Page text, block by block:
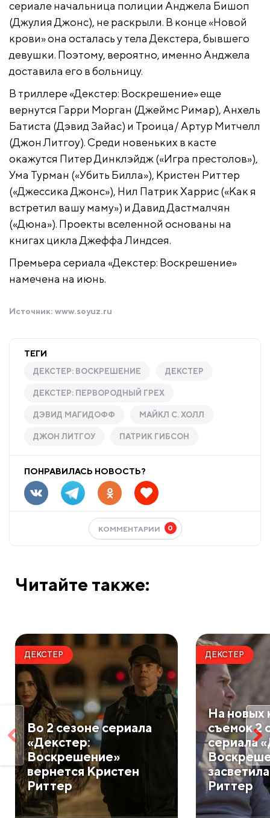
сериале начальница полиции Анджела Бишоп
(Джулия Джонс), не раскрыли. В конце «Новой
крови» она осталась у тела Декстера, бывшего
девушки. Поэтому, вероятно, именно Анджела
доставила его в больницу.
В триллере «Декстер: Воскрешение» еще
вернутся Гарри Морган (Джеймс Римар), Анхель
Батиста (Дэвид Зайас) и Троица/ Артур Митчелл
(Джон Литгоу). Среди новеньких в касте
окажутся Питер Динклэйдж («Игра престолов»),
Ума Турман («Убить Билла»), Кристен Риттер
(«Джессика Джонс»), Нил Патрик Харрис («Как я
встретил вашу маму») и Давид Дастмалчян
(«Дюна»). Проекты вселенной основаны на
книгах цикла Джеффа Линдсея.
Премьера сериала «Декстер: Воскрешение»
намечена на июнь.
Источник: www.soyuz.ru
ТЕГИ
ДЕКСТЕР: ВОСКРЕШЕНИЕ ДЕКСТЕР
ДЕКСТЕР: ПЕРВОРОДНЫЙ ГРЕХ
ДЭВИД МАГИДОФФ МАЙКЛ С. ХОЛЛ
ДЖОН ЛИТГОУ ПАТРИК ГИБСОН
ПОНРАВИЛАСЬ НОВОСТЬ?
КОММЕНТАРИИ 0
Читайте также:
ДЕКСТЕР
Во 2 сезоне сериала
«Декстер:
Воскрешение»
вернется Кристен
Риттер
ДЕКСТЕР
На новых
съемок 2
сериала
Риттер